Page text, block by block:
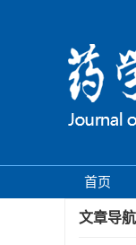
首页
文章导航